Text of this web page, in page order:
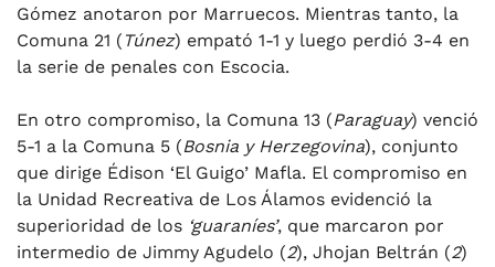
Gómez anotaron por Marruecos. Mientras tanto, la
Comuna 21 ( Túnez) empató 1-1 y luego perdió 3-4 en
la serie de penales con Escocia.
En otro compromiso, la Comuna 13 (Paraguay) venció
5-1 a la Comuna 5 (Bosnia y Herzegovina), conjunto
que dirige Édison ‘El Guigo’ Mafla. El compromiso en
la Unidad Recreativa de Los Álamos evidenció la
superioridad de los ‘guaraníes’, que marcaron por
intermedio de Jimmy Agudelo (2), Jhojan Beltrán (2)